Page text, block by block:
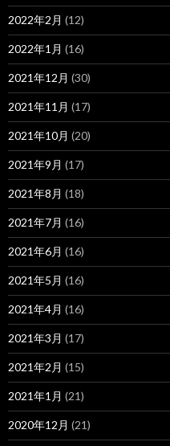
2022年2月 (12)
2022年1月 (16)
2021年12月 (30)
2021年11月 (17)
2021年10月 (20)
2021年9月 (17)
2021年8月 (18)
2021年7月 (16)
2021年6月 (16)
2021年5月 (16)
2021年4月 (16)
2021年3月 (17)
2021年2月 (15)
2021年1月 (21)
2020年12月 (21)